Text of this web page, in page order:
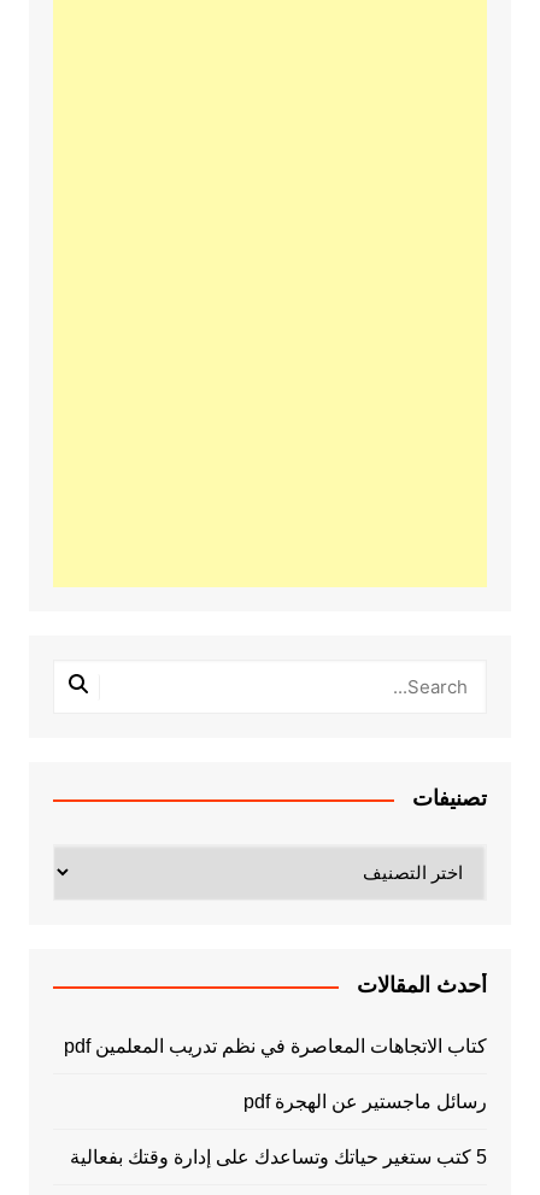
تصنيفات
أحدث المقالات
كتاب الاتجاهات المعاصرة في نظم تدريب المعلمين pdf
رسائل ماجستير عن الهجرة pdf
5 كتب ستغير حياتك وتساعدك على إدارة وقتك بفعالية